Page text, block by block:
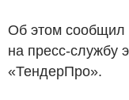
Об этом сообщил
на пресс-службу
«ТендерПро».